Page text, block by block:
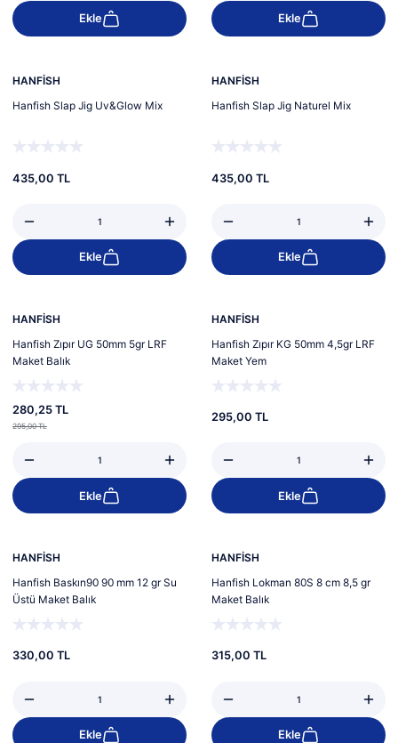
Ekle Ekle
HANFİSH
Hanfish Slap Jig Uv&Glow Mix
435,00 TL
Ekle
HANFİSH
Hanfish Slap Jig Naturel Mix
435,00 TL
Ekle
HANFİSH
Hanfish Zıpır UG 50mm 5gr LRF
Maket Balık
280,25 TL
295,00 TL
Ekle
Yeni
HANFİSH
Hanfish Zıpır KG 50mm 4,5gr LRF
Maket Yem
295,00 TL
Ekle
HANFİSH
Hanfish Baskın90 90 mm 12 gr Su
Üstü Maket Balık
330,00 TL
Ekle
HANFİSH
Hanfish Lokman 80S 8 cm 8,5 gr
Maket Balık
315,00 TL
Ekle